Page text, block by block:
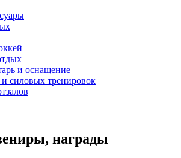
и оснащение
силовых тренировок
награды